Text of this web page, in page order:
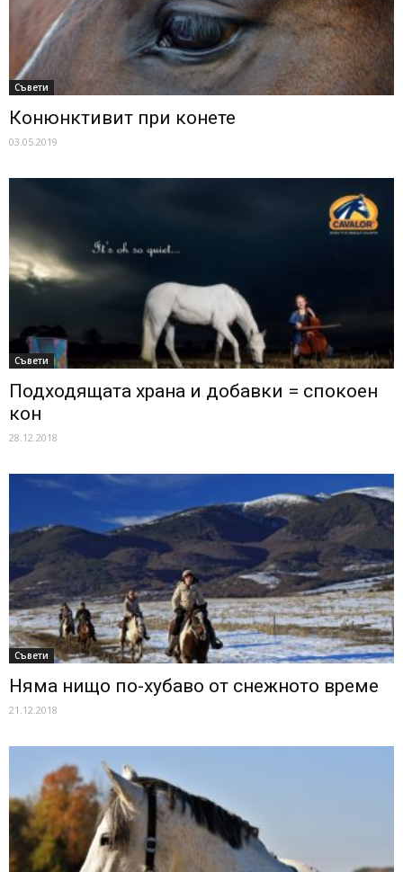
Съвети
Конюнктивит при конете
03.05.2019
Съвети
Подходящата храна и добавки = спокоен
кон
28.12.2018
Съвети
Няма нищо по-хубаво от снежното време
21.12.2018